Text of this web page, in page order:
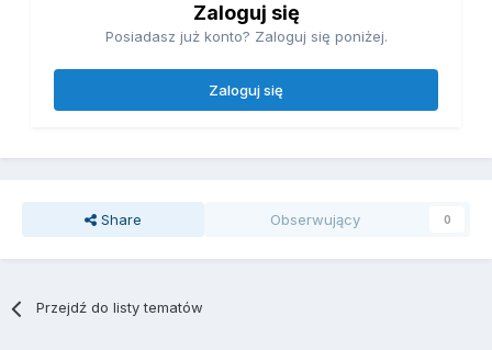
Zaloguj się
Posiadasz już konto? Zaloguj się poniżej.
Zaloguj się
Share Obserwujący 0
Przejdź do listy tematów